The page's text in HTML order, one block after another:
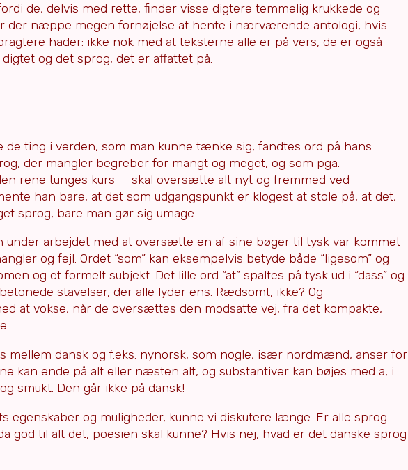
de, delvis med rette, finder visse digtere temmelig krukkede og
der næppe megen fornøjelse at hente i nærværende antologi, hvis
hader: ikke nok med at teksterne alle er på vers, de er også
og det sprog, det er affattet på.
de ting i verden, som man kunne tænke sig, fandtes ord på hans
der mangler begreber for mangt og meget, og som pga.
rene tunges kurs — skal oversætte alt nyt og fremmed ved
han bare, at det som udgangspunkt er klogest at stole på, at det,
sprog, bare man gør sig umage.
under arbejdet med at oversætte en af sine bøger til tysk var kommet
og fejl. Ordet “som” kan eksempelvis betyde både “ligesom” og
og et formelt subjekt. Det lille ord “at” spaltes på tysk ud i “dass” og
stavelser, der alle lyder ens. Rædsomt, ikke? Og
at vokse, når de oversættes den modsatte vej, fra det kompakte,
mellem dansk og f.eks. nynorsk, som nogle, især nordmænd, anser for
kan ende på alt eller næsten alt, og substantiver kan bøjes med a, i
smukt. Den går ikke på dansk!
egenskaber og muligheder, kunne vi diskutere længe. Er alle sprog
god til alt det, poesien skal kunne? Hvis nej, hvad er det danske sprog